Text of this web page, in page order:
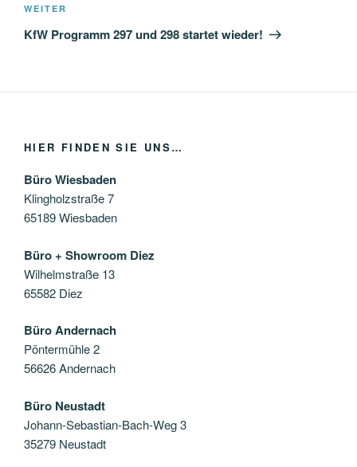
Nächster
Beitrag
WEITER
KfW Programm 297 und 298 startet wieder!
HIER FINDEN SIE UNS…
Büro Wiesbaden
Klingholzstraße 7
65189 Wiesbaden
Büro + Showroom Diez
Wilhelmstraße 13
65582 Diez
Büro Andernach
Pöntermühle 2
56626 Andernach
Büro Neustadt
Johann-Sebastian-Bach-Weg 3
35279 Neustadt